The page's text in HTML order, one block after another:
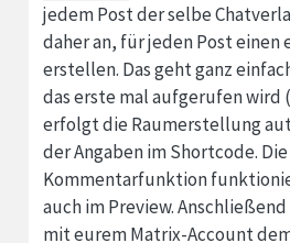
jedem Post der selbe
daher an, für jeden Post einen
erstellen. Das geht ganz
das erste mal aufgerufen wird
erfolgt die Raumerstellung
der Angaben im Shortcode. Die
Kommentarfunktion
auch im Preview.
mit eurem Matrix-Account